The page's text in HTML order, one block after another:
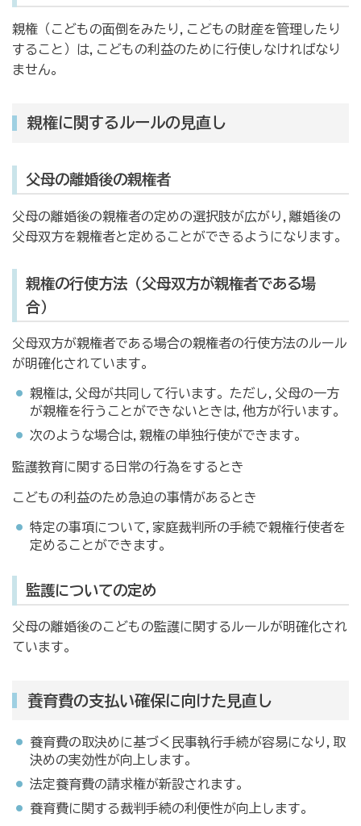
親権（こどもの面倒をみたり,こどもの財産を管理したり
すること）は,こどもの利益のために行使しなければなり
ません。
親権に関するルールの見直し
父母の離婚後の親権者
父母の離婚後の親権者の定めの選択肢が広がり,離婚後の
父母双方を親権者と定めることができるようになります。
親権の行使方法（父母双方が親権者である場
合）
父母双方が親権者である場合の親権者の行使方法のルール
が明確化されています。
親権は,父母が共同して行います。ただし,父母の一方
が親権を行うことができないときは,他方が行います。
次のような場合は,親権の単独行使ができます。
監護教育に関する日常の行為をするとき
こどもの利益のため急迫の事情があるとき
特定の事項について,家庭裁判所の手続で親権行使者を
定めることができます。
監護についての定め
父母の離婚後のこどもの監護に関するルールが明確化され
ています。
養育費の支払い確保に向けた見直し
養育費の取決めに基づく民事執行手続が容易になり,取
決めの実効性が向上します。
法定養育費の請求権が新設されます。
養育費に関する裁判手続の利便性が向上します。